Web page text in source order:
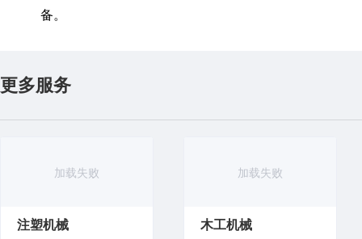
备。
更多服务
加载失败
注塑机械
加载失败
木工机械